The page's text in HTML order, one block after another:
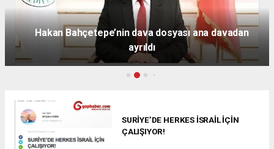
Hakan Bahçetepe’nin dava dosyası ana davadan
ayrıldı
SURİYE’DE HERKES İSRAİL İÇİN
ÇALIŞIYOR!